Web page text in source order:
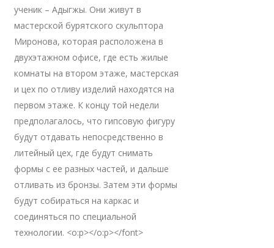
ученик – Адыгжы. Они живут в
мастерской бурятского скульптора
Миронова, которая расположена в
двухэтажном офисе, где есть жилые
комнаты на втором этаже, мастерская
и цех по отливу изделий находятся на
первом этаже. К концу той недели
предполагалось, что гипсовую фигуру
будут отдавать непосредственно в
литейный цех, где будут снимать
формы с ее разных частей, и дальше
отливать из бронзы. Затем эти формы
будут собираться на каркас и
соединяться по специальной
технологии. <o:p></o:p></font>